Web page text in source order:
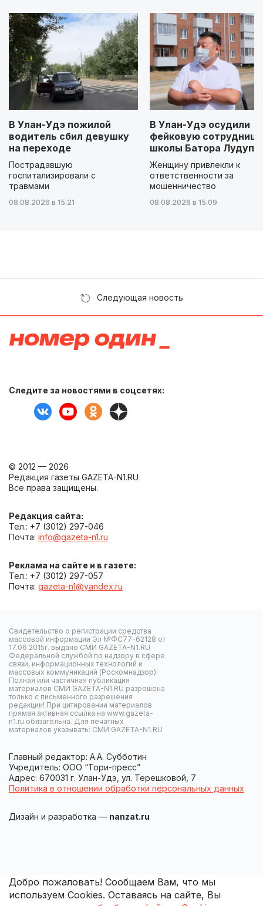
В Улан-Удэ пожилой
водитель сбил девушку
на переходе
Пострадавшую
госпитализировали с
травмами
08.08.2026 в 15:21
В Улан-Удэ осудили
фейковую сотрудницу
школы Батора
Женщину привлекли к
ответственности за
мошенничество
08.08.2026 в 15:09
Следующая новость
Следите за новостями в соцсетях:
© 2012 — 2026
Редакция газеты GAZETA-N1.RU
Все права защищены.
Редакция сайта:
Тел.: +7 (3012) 297-046
Почта: info@gazeta-n1.ru
Реклама на сайте и в газете:
Тел.: +7 (3012) 297-057
Почта: gazeta-n1@yandex.ru
Свидетельство о регистрации средства
массовой информации Эл №ФС77-62128 от
17.06.2015г. выдано СМИ GAZETA-N1.RU
Федеральной службой по надзору в сфере
связи, информационных технологий и
массовых коммуникаций (Роскомнадзор).
Полная или частичная публикация
материалов СМИ GAZETA-N1.RU разрешена
только с письменного разрешения
редакции! При цитировании материалов
прямая активная ссылка на www.gazeta-
n1.ru обязательна. Для печатных
материалов указывать: СМИ GAZETA-N1.RU
Главный редактор: А.А. Субботин
Учредитель: ООО “Тори-пресс”
Адрес: 670031 г. Улан-Удэ, ул. Терешковой, 7
Политика в отношении обработки персональных данных
Дизайн и разработка — nanzat.ru
Добро пожаловать! Сообщаем Вам, что мы
используем Cookies. Оставаясь на сайте, Вы